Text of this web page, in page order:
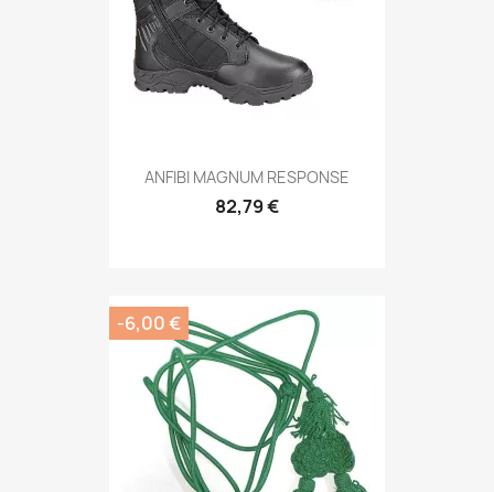
Anteprima
ANFIBI MAGNUM RESPONSE
82,79 €
-6,00 €